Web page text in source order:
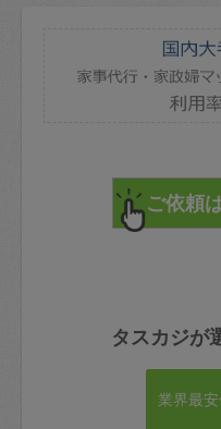
タスカジが
業界最